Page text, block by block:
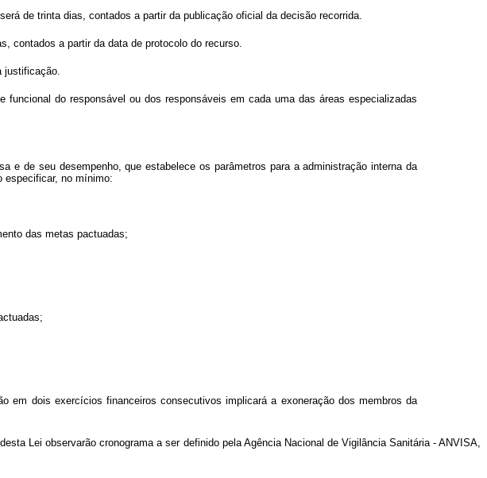
de trinta dias, contados a partir da publicação oficial da decisão recorrida.
contados a partir da data de protocolo do recurso.
justificação.
do responsável ou dos responsáveis em cada uma das áreas especializadas
e de seu desempenho, que estabelece os parâmetros para a administração interna da
especificar, no mínimo:
das metas pactuadas;
em dois exercícios financeiros consecutivos implicará a exoneração dos membros da
Lei observarão cronograma a ser definido pela Agência Nacional de Vigilância Sanitária - ANVISA,